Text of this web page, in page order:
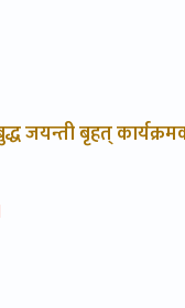
जयन्ती बृहत्